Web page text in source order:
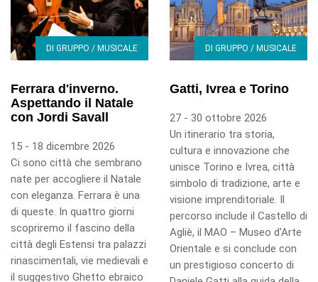
DI GRUPPO / MUSICALE
Ferrara d'inverno.
Aspettando il Natale
con Jordi Savall
15 - 18 dicembre 2026
Ci sono città che sembrano
nate per accogliere il Natale
con eleganza. Ferrara è una
di queste. In quattro giorni
scopriremo il fascino della
città degli Estensi tra palazzi
rinascimentali, vie medievali e
il suggestivo Ghetto ebraico
DI GRUPPO / MUSICALE
Gatti, Ivrea e Torino
27 - 30 ottobre 2026
Un itinerario tra storia,
cultura e innovazione che
unisce Torino e Ivrea, città
simbolo di tradizione, arte e
visione imprenditoriale. Il
percorso include il Castello di
Agliè, il MAO – Museo d'Arte
Orientale e si conclude con
un prestigioso concerto di